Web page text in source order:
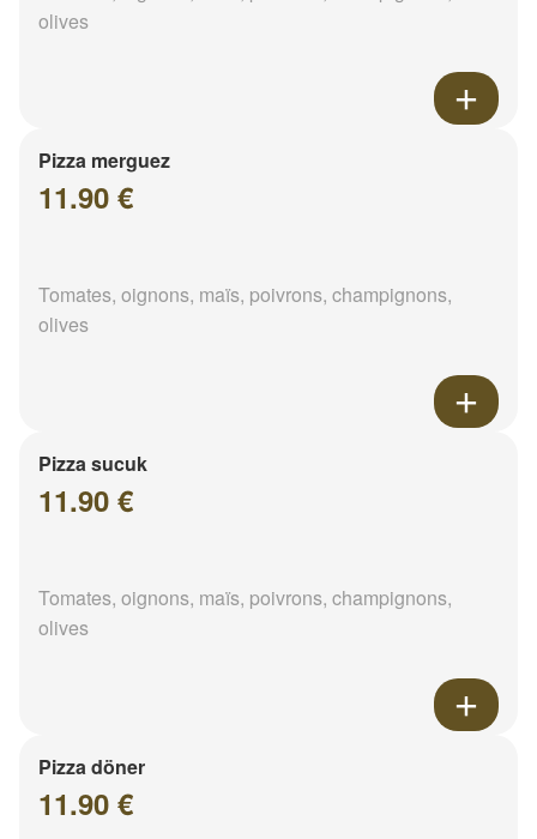
olives
Pizza merguez
11.90 €
Tomates, oignons, maïs, poivrons, champignons,
olives
Pizza sucuk
11.90 €
Tomates, oignons, maïs, poivrons, champignons,
olives
Pizza döner
11.90 €